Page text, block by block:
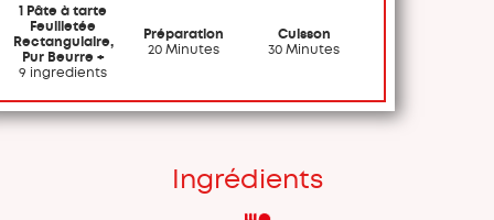
1 Pâte à tarte
Feuilletée
Rectangulaire,
Pur Beurre +
9 ingredients
Préparation
20 Minutes
Cuisson
30 Minutes
Ingrédients